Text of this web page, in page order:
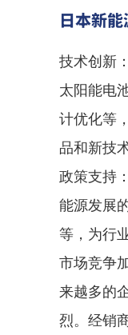
日本新
技术创新
太阳能电
计优化等
品和新技
政策支持
能源发展
等，为行
市场竞争
来越多的
烈。经销